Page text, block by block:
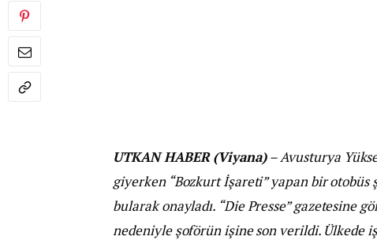
UTKAN HABER (Viyana)– Avusturya
giyerken “Bozkurt İşareti” yapan bir otobüs
bularak onayladı. “Die Presse” gazetesine
nedeniyle şoförün işine son verildi. Ülkede iş